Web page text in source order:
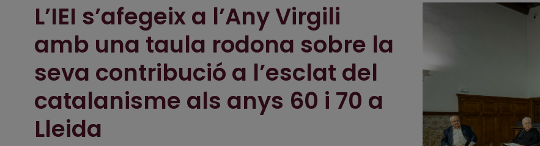
L’IEI s’afegeix a l’Any Virgili
amb una taula rodona sobre la
seva contribució a l’esclat del
catalanisme als anys 60 i 70 a
Lleida